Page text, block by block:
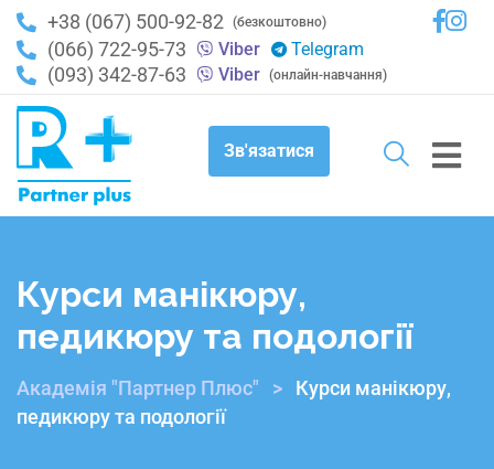
+38 (067) 500-92-82 (безкоштовно)
(066) 722-95-73 Viber Telegram
(093) 342-87-63 Viber (онлайн-навчання)
Зв'язатися
Курси манікюру,
педикюру та подології
Академія "Партнер Плюс" >
Курси манікюру,
педикюру та подології